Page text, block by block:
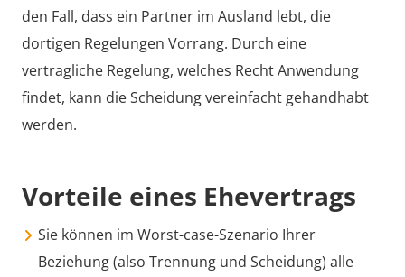
den Fall, dass ein Partner im Ausland lebt, die
dortigen Regelungen Vorrang. Durch eine
vertragliche Regelung, welches Recht Anwendung
findet, kann die Scheidung vereinfacht gehandhabt
werden.
Vorteile eines Ehevertrags
Sie können im Worst-case-Szenario Ihrer
Beziehung (also Trennung und Scheidung) alle